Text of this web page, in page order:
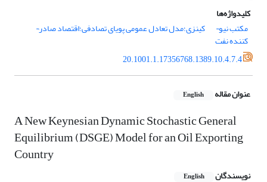
کلیدواژه‌ها
مکتب نیو¬
کینزی؛مدل تعادل عمومی پویای تصادفی؛اقتصاد صادر¬
کننده نفت
20.1001.1.17356768.1389.10.4.7.4
عنوان مقاله English
A New Keynesian Dynamic Stochastic General
Equilibrium (DSGE) Model for an Oil Exporting
Country
نویسندگان English